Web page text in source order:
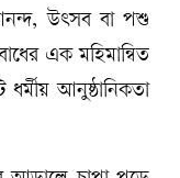
উৎসব বা পশু
এক মহিমান্বিত
আনুষ্ঠানিকতা